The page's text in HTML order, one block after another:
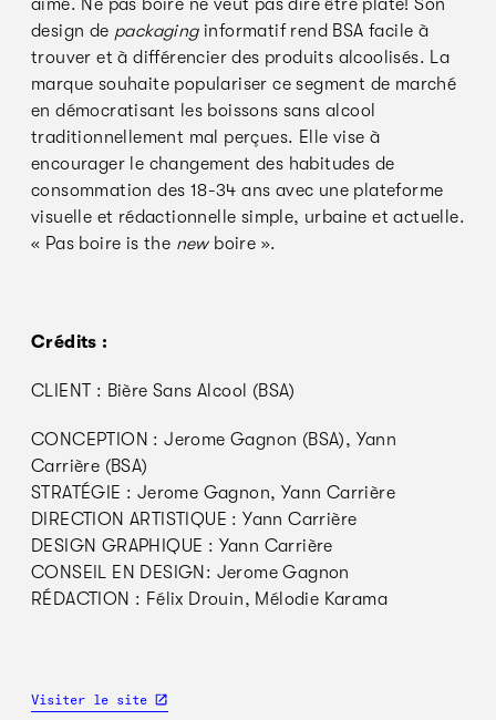
aimé. Ne pas boire ne veut pas dire être plate! Son
design de packaginginformatif rend BSA facile à
trouver et à différencier des produits alcoolisés. La
marque souhaite populariser ce segment de marché
en démocratisant les boissons sans alcool
traditionnellement mal perçues. Elle vise à
encourager le changement des habitudes de
consommation des 18-34 ans avec une plateforme
visuelle et rédactionnelle simple, urbaine et actuelle.
« Pas boire is the newboire ».
Crédits :
CLIENT : Bière Sans Alcool (BSA)
CONCEPTION : Jerome Gagnon (BSA), Yann
Carrière (BSA)
STRATÉGIE : Jerome Gagnon, Yann Carrière
DIRECTION ARTISTIQUE : Yann Carrière
DESIGN GRAPHIQUE : Yann Carrière
CONSEIL EN DESIGN: Jerome Gagnon
RÉDACTION : Félix Drouin, Mélodie Karama
Visiter le site